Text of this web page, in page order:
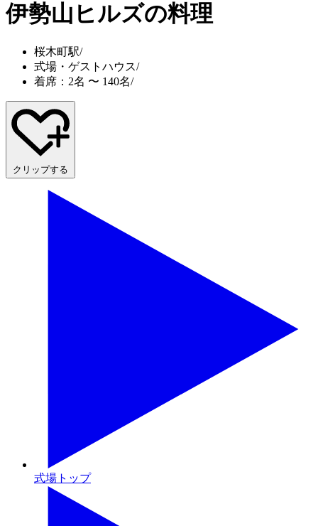
伊勢山ヒルズの料理
桜木町駅/
式場・ゲストハウス/
着席：2名 〜 140名/
クリップする
式場トップ